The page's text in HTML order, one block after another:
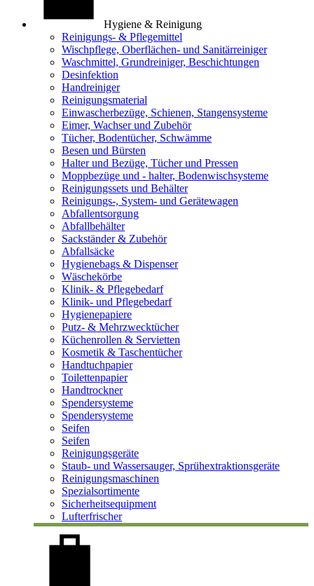
Hygiene & Reinigung
Reinigungs- & Pflegemittel
Wischpflege, Oberflächen- und Sanitärreiniger
Waschmittel, Grundreiniger, Beschichtungen
Desinfektion
Handreiniger
Reinigungsmaterial
Einwascherbezüge, Schienen, Stangensysteme
Eimer, Wachser und Zubehör
Tücher, Bodentücher, Schwämme
Besen und Bürsten
Halter und Bezüge, Tücher und Pressen
Moppbezüge und - halter, Bodenwischsysteme
Reinigungssets und Behälter
Reinigungs-, System- und Gerätewagen
Abfallentsorgung
Abfallbehälter
Sackständer & Zubehör
Abfallsäcke
Hygienebags & Dispenser
Wäschekörbe
Klinik- & Pflegebedarf
Klinik- und Pflegebedarf
Hygienepapiere
Putz- & Mehrzwecktücher
Küchenrollen & Servietten
Kosmetik & Taschentücher
Handtuchpapier
Toilettenpapier
Handtrockner
Spendersysteme
Spendersysteme
Seifen
Seifen
Reinigungsgeräte
Staub- und Wassersauger, Sprühextraktionsgeräte
Reinigungsmaschinen
Spezialsortimente
Sicherheitsequipment
Lufterfrischer